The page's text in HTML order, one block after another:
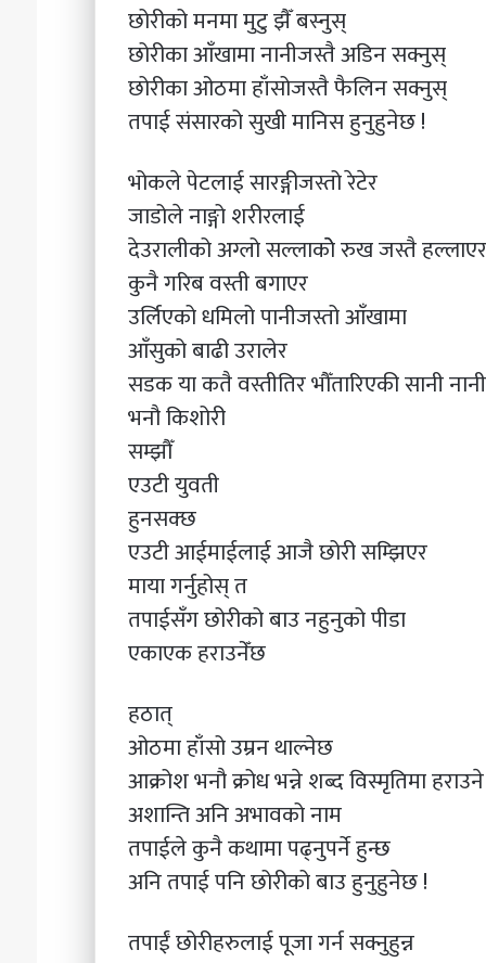
छोरीको मनमा मुटु झैँ बस्नुस्
छोरीका आँखामा नानीजस्तै अडिन सक्नुस्
छोरीका ओठमा हाँसोजस्तै फैलिन सक्नुस्
तपाई संसारको सुखी मानिस हुनुहुनेछ !
भोकले पेटलाई सारङ्गीजस्तो रेटेर
जाडोले नाङ्गो शरीरलाई
देउरालीको अग्लो सल्लाकोे रुख जस्तै हल्लाएर
कुनै गरिब वस्ती बगाएर
उर्लिएको धमिलो पानीजस्तो आँखामा
आँसुको बाढी उरालेर
सडक या कतै वस्तीतिर भौँतारिएकी सानी नानी
भनौ किशोरी
सम्झौँ
एउटी युवती
हुनसक्छ
एउटी आईमाईलाई आजै छोरी सम्झिएर
माया गर्नुहोस् त
तपाईसँग छोरीको बाउ नहुनुको पीडा
एकाएक हराउनेँछ
हठात्
ओठमा हाँसो उम्रन थाल्नेछ
आक्रोश भनौ क्रोध भन्ने शब्द विस्मृतिमा
अशान्ति अनि अभावको नाम
तपाईले कुनै कथामा पढ्नुपर्ने हुन्छ
अनि तपाई पनि छोरीको बाउ हुनुहुनेछ !
तपाईं छोरीहरुलाई पूजा गर्न सक्नुहुन्न